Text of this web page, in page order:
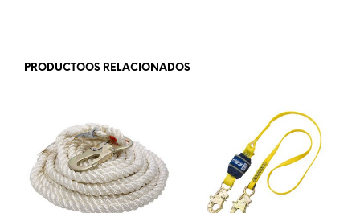
PRODUCTOOS RELACIONADOS